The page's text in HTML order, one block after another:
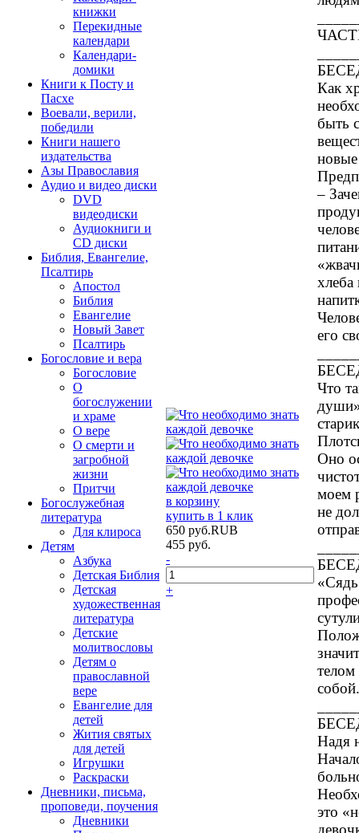
книжки
Перекидные
календари
Календари-
домики
Книги к Посту и
Пасхе
Воевали, верили,
победили
Книги нашего
издательства
Азы Православия
Аудио и видео диски
DVD
видеодиски
Аудиокниги и
CD диски
Библия, Евангелие,
Псалтирь
Апостол
Библия
Евангелие
Новый Завет
Псалтирь
Богословие и вера
Богословие
О
богослужении
и храме
О вере
О смерти и
загробной
жизни
Притчи
Богослужебная
литература
Для клироса
Детям
Азбука
Детская Библия
Детская
художественная
литература
Детские
молитвословы
Детям о
православной
вере
Евангелие для
детей
Жития святых
для детей
Игрушки
Раскраски
Дневники, письма,
проповеди, поучения
Дневники
в корзину
купить в 1 клик
650 руб.RUB
455 руб.
-
+
Как
быть
–
его
Что
Оно
моем
не
Надя
это